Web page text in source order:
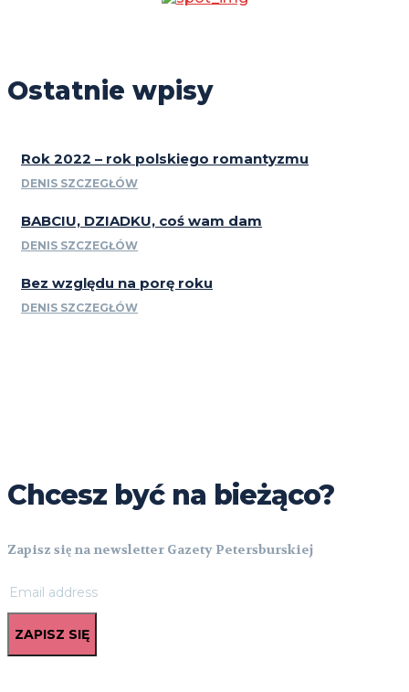
Ostatnie wpisy
Rok 2022 – rok polskiego romantyzmu
DENIS SZCZEGŁÓW
BABCIU, DZIADKU, coś wam dam
DENIS SZCZEGŁÓW
Bez względu na porę roku
DENIS SZCZEGŁÓW
Chcesz być na bieżąco?
Zapisz się na newsletter Gazety Petersburskiej
ZAPISZ SIĘ